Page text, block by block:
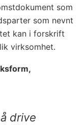
som
som nevnt
kan i forskrift
virksomhet.
drive